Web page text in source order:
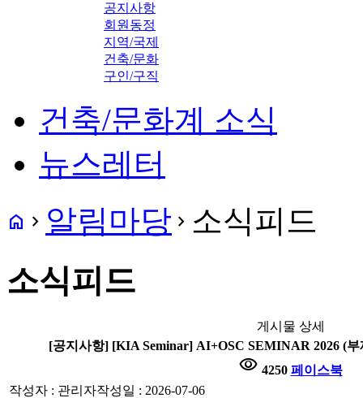
공지사항
회원동정
지역/국제
건축/문화
구인/구직
건축/문화계 소식
뉴스레터
home navigate_next 알림마당 navigate_next 소식피드
소식피드
게시물 상세
[공지사항] [KIA Seminar] AI+OSC SEMINAR 2026 (
visibility 4250 페이스북
작성자 : 관리자작성일 : 2026-07-06